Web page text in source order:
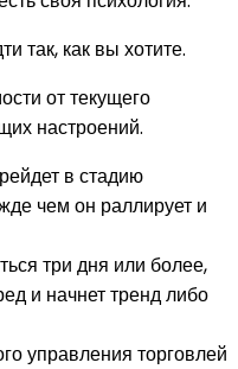
так, как вы хотите.
от текущего
настроений.
в стадию
чем он раллирует и
три дня или более,
и начнет тренд либо
управления торговлей